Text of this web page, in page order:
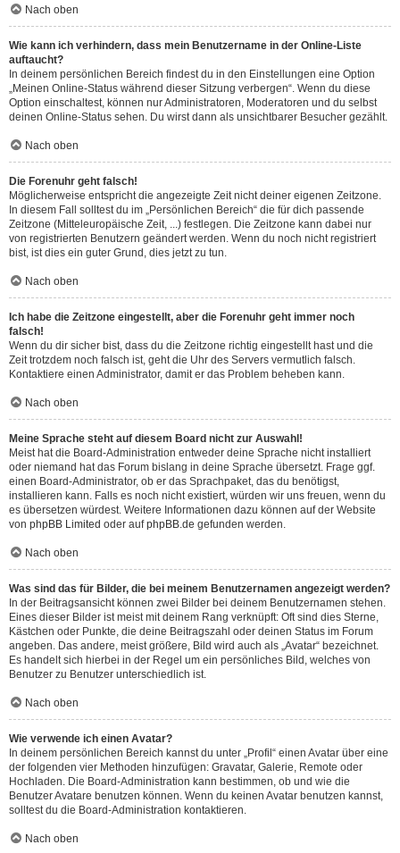
Nach oben
Wie kann ich verhindern, dass mein Benutzername in der Online-Liste
auftaucht?
In deinem persönlichen Bereich findest du in den Einstellungen eine Option
„Meinen Online-Status während dieser Sitzung verbergen“. Wenn du diese
Option einschaltest, können nur Administratoren, Moderatoren und du selbst
deinen Online-Status sehen. Du wirst dann als unsichtbarer Besucher gezählt.
Nach oben
Die Forenuhr geht falsch!
Möglicherweise entspricht die angezeigte Zeit nicht deiner eigenen Zeitzone.
In diesem Fall solltest du im „Persönlichen Bereich“ die für dich passende
Zeitzone (Mitteleuropäische Zeit, ...) festlegen. Die Zeitzone kann dabei nur
von registrierten Benutzern geändert werden. Wenn du noch nicht registriert
bist, ist dies ein guter Grund, dies jetzt zu tun.
Nach oben
Ich habe die Zeitzone eingestellt, aber die Forenuhr geht immer noch
falsch!
Wenn du dir sicher bist, dass du die Zeitzone richtig eingestellt hast und die
Zeit trotzdem noch falsch ist, geht die Uhr des Servers vermutlich falsch.
Kontaktiere einen Administrator, damit er das Problem beheben kann.
Nach oben
Meine Sprache steht auf diesem Board nicht zur Auswahl!
Meist hat die Board-Administration entweder deine Sprache nicht installiert
oder niemand hat das Forum bislang in deine Sprache übersetzt. Frage ggf.
einen Board-Administrator, ob er das Sprachpaket, das du benötigst,
installieren kann. Falls es noch nicht existiert, würden wir uns freuen, wenn du
es übersetzen würdest. Weitere Informationen dazu können auf der Website
von phpBB Limited oder aufphpBB.de gefunden werden.
Nach oben
Was sind das für Bilder, die bei meinem Benutzernamen angezeigt werden?
In der Beitragsansicht können zwei Bilder bei deinem Benutzernamen stehen.
Eines dieser Bilder ist meist mit deinem Rang verknüpft: Oft sind dies Sterne,
Kästchen oder Punkte, die deine Beitragszahl oder deinen Status im Forum
angeben. Das andere, meist größere, Bild wird auch als „Avatar“ bezeichnet.
Es handelt sich hierbei in der Regel um ein persönliches Bild, welches von
Benutzer zu Benutzer unterschiedlich ist.
Nach oben
Wie verwende ich einen Avatar?
In deinem persönlichen Bereich kannst du unter „Profil“ einen Avatar über eine
der folgenden vier Methoden hinzufügen: Gravatar, Galerie, Remote oder
Hochladen. Die Board-Administration kann bestimmen, ob und wie die
Benutzer Avatare benutzen können. Wenn du keinen Avatar benutzen kannst,
solltest du die Board-Administration kontaktieren.
Nach oben